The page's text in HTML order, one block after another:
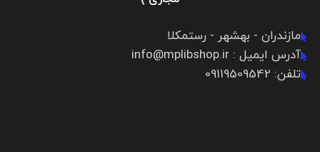
مازندران - بهشهر - رستمکلا
آدرس ایمیل : info@mplibshop.ir
تلفن: 09119509542​